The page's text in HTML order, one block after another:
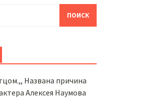
Названа причина
Алексея Наумова